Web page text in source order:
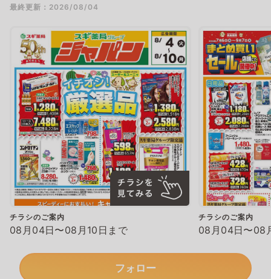
最終更新：2026/08/04
チラシのご案内
08月04日〜08月10日まで
チラシのご案内
08月04日〜08
フォロー